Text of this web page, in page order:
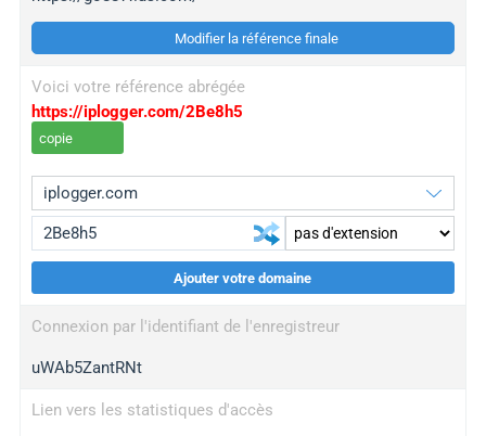
Modifier la référence finale
Voici votre référence abrégée
https://iplogger.com/2Be8h5
copie
wl.gl
ed.tc
Ajouter votre domaine
Connexion par l'identifiant de l'enregistreur
uWAb5ZantRNt
Lien vers les statistiques d'accès